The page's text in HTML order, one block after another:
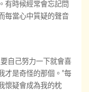
有時候經常會忘記問
每當心中質疑的聲音
自己努力一下就會喜
才是奇怪的那個。”每
懷疑會成為我的枕